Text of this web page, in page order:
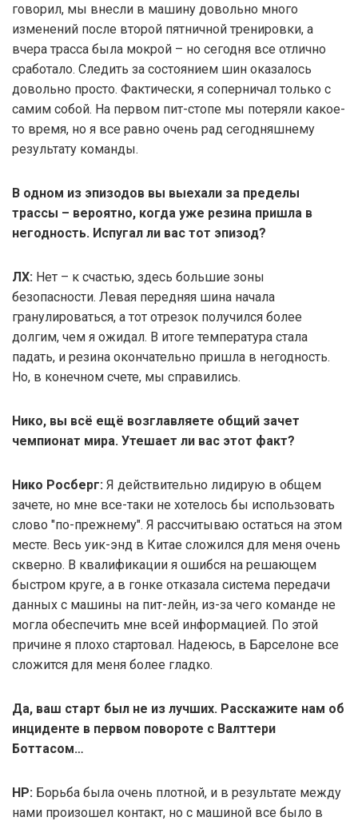
говорил, мы внесли в машину довольно много
изменений после второй пятничной тренировки, а
вчера трасса была мокрой – но сегодня все отлично
сработало. Следить за состоянием шин оказалось
довольно просто. Фактически, я соперничал только с
самим собой. На первом пит-стопе мы потеряли какое-
то время, но я все равно очень рад сегодняшнему
результату команды.
В одном из эпизодов вы выехали за пределы
трассы – вероятно, когда уже резина пришла в
негодность. Испугал ли вас тот эпизод?
ЛХ: Нет – к счастью, здесь большие зоны
безопасности. Левая передняя шина начала
гранулироваться, а тот отрезок получился более
долгим, чем я ожидал. В итоге температура стала
падать, и резина окончательно пришла в негодность.
Но, в конечном счете, мы справились.
Нико, вы всё ещё возглавляете общий зачет
чемпионат мира. Утешает ли вас этот факт?
Нико Росберг: Я действительно лидирую в общем
зачете, но мне все-таки не хотелось бы использовать
слово "по-прежнему". Я рассчитываю остаться на этом
месте. Весь уик-энд в Китае сложился для меня очень
скверно. В квалификации я ошибся на решающем
быстром круге, а в гонке отказала система передачи
данных с машины на пит-лейн, из-за чего команде не
могла обеспечить мне всей информацией. По этой
причине я плохо стартовал. Надеюсь, в Барселоне все
сложится для меня более гладко.
Да, ваш старт был не из лучших. Расскажите нам об
инциденте в первом повороте с Валттери
Боттасом…
НР: Борьба была очень плотной, и в результате между
нами произошел контакт, но с машиной все было в